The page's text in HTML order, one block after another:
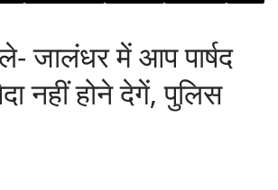
जालंधर में आप पार्षद
नहीं होने देगें, पुलिस